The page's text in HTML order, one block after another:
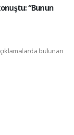
“Bunun
bulunan